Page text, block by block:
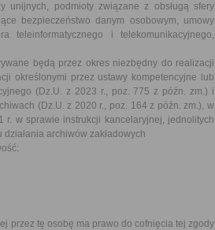
unijnych, podmioty związane z obsługą sfery
bezpieczeństwo danym osobowym, umowy
i telekomunikacyjnego,
będą przez okres niezbędny do realizacji
określonymi przez ustawy kompetencyjne lub
(Dz.U. z 2023 r., poz. 775 z późn. zm.) i
(Dz.U. z 2020 r., poz. 164 z późn. zm.), w
w sprawie instrukcji kancelaryjnej, jednolitych
archiwów zakładowych
przez tę osobę ma prawo do cofnięcia tej zgody